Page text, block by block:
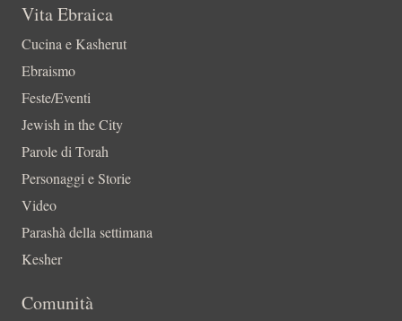
Vita Ebraica
Cucina e Kasherut
Ebraismo
Feste/Eventi
Jewish in the City
Parole di Torah
Personaggi e Storie
Video
Parashà della settimana
Kesher
Comunità